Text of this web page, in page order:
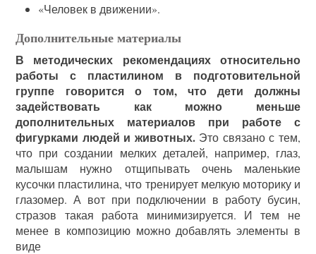
«Человек в движении».
Дополнительные материалы
В методических рекомендациях относительно
работы с пластилином в подготовительной
группе говорится о том, что дети должны
задействовать как можно меньше
дополнительных материалов при работе с
фигурками людей и животных.Это связано с тем,
что при создании мелких деталей, например, глаз,
малышам нужно отщипывать очень маленькие
кусочки пластилина, что тренирует мелкую моторику и
глазомер. А вот при подключении в работу бусин,
стразов такая работа минимизируется. И тем не
менее в композицию можно добавлять элементы в
виде